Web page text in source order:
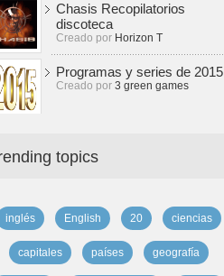
Chasis Recopilatorios
discoteca
Creado por Horizon T
Programas y series de 2015
Creado por 3 green games
topics
inglés English 20 ciencias
capitales países geografía